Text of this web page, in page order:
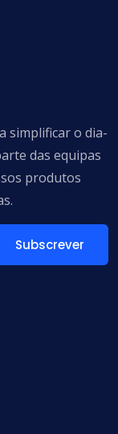
simplificar o dia-
das equipas
produtos
Subscrever